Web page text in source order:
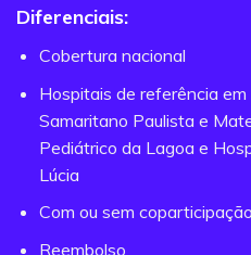
Diferenciais:
Cobertura nacional
Hospitais de referência em
Samaritano Paulista e
Pediátrico da Lagoa e
Lúcia
Com ou sem coparticipação
Reembolso